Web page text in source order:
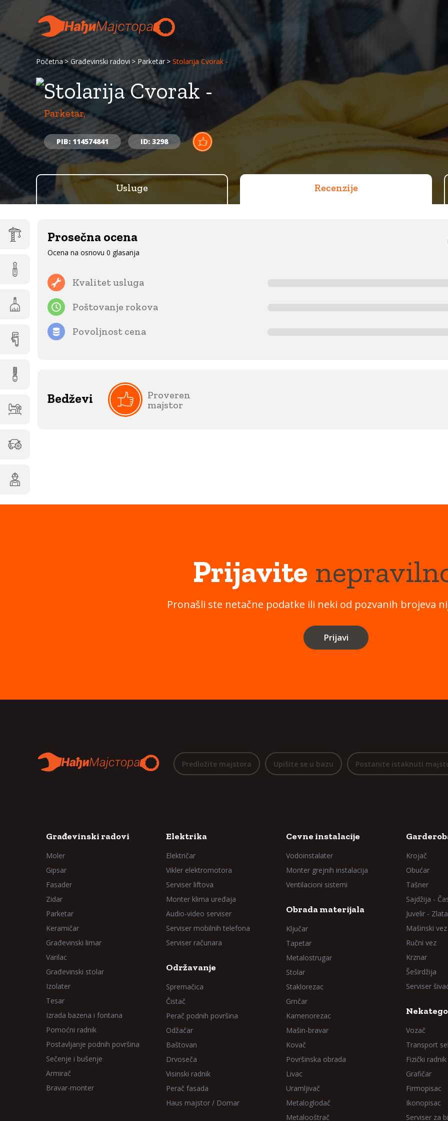
Početna Građevinski radovi Parketar Stolarija Cvorak -
Stolarija Cvorak -
Parketar,
PIB: 114574841 ID: 3298
Usluge Recenzije
Prosečna ocena
Ocena na osnovu 0 glasanja
Kvalitet usluga
Poštovanje rokova
Povoljnost cena
Bedževi
Proveren
majstor
Prijavite
Pronašli ste netačne podatke ili neki od pozvanih brojeva
Prijavi
Predložite majstora Upišite se u bazu Postanite istaknuti
Građevinski radovi
Moler
Gipsar
Fasader
Zidar
Parketar
Keramičar
Građevinski limar
Varilac
Građevinski stolar
Izolater
Tesar
Izrada bazena i fontana
Pomoćni radnik
Postavljanje podnih površina
Sečenje i bušenje
Armirač
Bravar-monter
Elektrika
Električar
Vikler elektromotora
Serviser liftova
Monter klima uređaja
Audio-video serviser
Serviser mobilnih telefona
Serviser računara
Održavanje
Spremačica
Čistač
Perač podnih površina
Odžačar
Baštovan
Drvoseča
Visinski radnik
Perač fasada
Haus majstor / Domar
Cevne instalacije
Vodoinstalater
Monter grejnih instalacija
Ventilacioni sistemi
Obrada materijala
Ključar
Tapetar
Metalostrugar
Stolar
Staklorezac
Grnčar
Kamenorezac
Mašin-bravar
Kovač
Površinska obrada
Livac
Uramljivač
Metaloglodač
Metalooštrač
Krojač
Obućar
Tašner
Sajdžija -
Juvelir -
Mašinski vez
Ručni vez
Krznar
Šeširdžija
Serviser
Vozač
Transport
Fizički radnik
Grafičar
Firmopisac
Ikonopisac
Serviser za